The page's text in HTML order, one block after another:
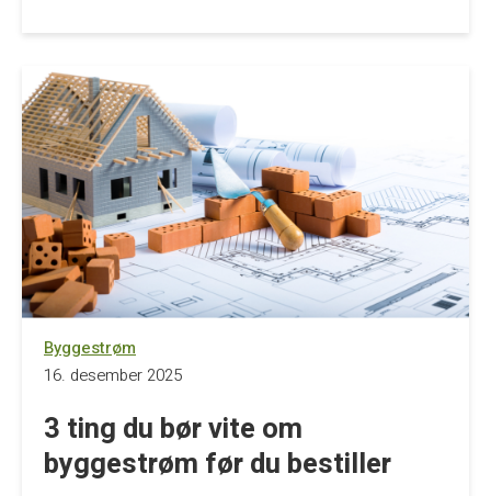
Byggestrøm
16. desember 2025
3 ting du bør vite om
byggestrøm før du bestiller